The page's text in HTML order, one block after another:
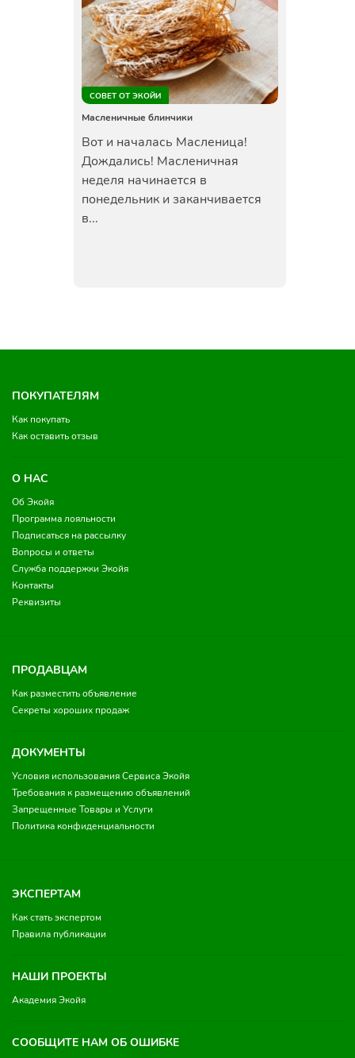
СОВЕТ ОТ ЭКОЙИ
Масленичные блинчики
Вот и началась Масленица!
Дождались! Масленичная
неделя начинается в
понедельник и заканчивается
в...
ПОКУПАТЕЛЯМ
Как покупать
Как оставить отзыв
О НАС
Об Экойя
Программа лояльности
Подписаться на рассылку
Вопросы и ответы
Служба поддержки Экойя
Контакты
Реквизиты
ПРОДАВЦАМ
Как разместить объявление
Секреты хороших продаж
ДОКУМЕНТЫ
Условия использования Сервиса Экойя
Требования к размещению объявлений
Запрещенные Товары и Услуги
Политика конфиденциальности
ЭКСПЕРТАМ
Как стать экспертом
Правила публикации
НАШИ ПРОЕКТЫ
Академия Экойя
СООБЩИТЕ НАМ ОБ ОШИБКЕ